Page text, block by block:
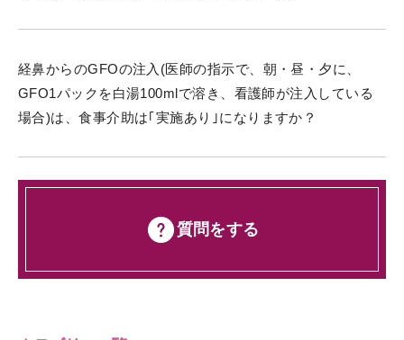
経鼻からのGFOの注入(医師の指示で、朝・昼・夕に、
GFO1パックを白湯100mlで溶き、看護師が注入している
場合)は、食事介助は｢実施あり｣になりますか？
質問をする